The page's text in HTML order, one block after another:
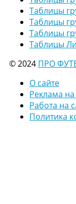
Таблицы
Таблицы
Таблицы
Таблицы
© 2024 ПРО
О сайте
Реклама на
Работа на
Политика